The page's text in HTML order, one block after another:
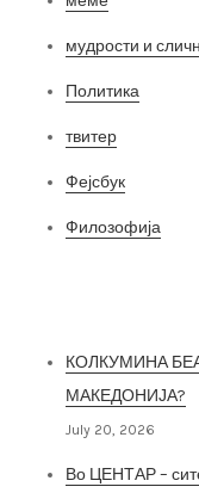
мудрости и
Политика
твитер
Фејсбук
Филозофија
КОЛКУМИНА
МАКЕДОНИЈА?
July 20, 2026
Во ЦЕНТАР –